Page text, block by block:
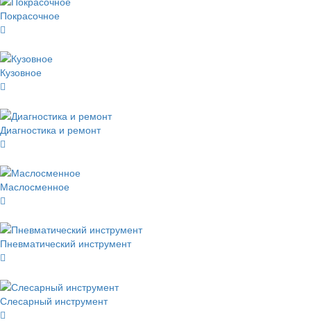
Покрасочное
Кузовное
Диагностика и ремонт
Маслосменное
Пневматический инструмент
Слесарный инструмент